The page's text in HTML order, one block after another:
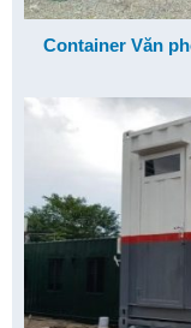
Container Văn